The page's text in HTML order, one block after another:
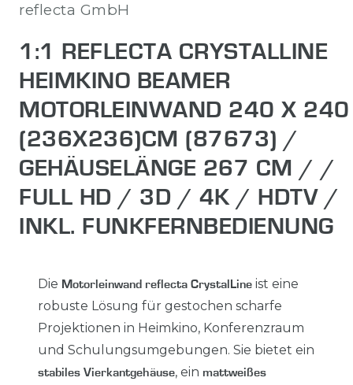
reflecta GmbH
1:1 REFLECTA CRYSTALLINE
HEIMKINO BEAMER
MOTORLEINWAND 240 X 240
(236X236)CM (87673) /
GEHÄUSELÄNGE 267 CM / /
FULL HD / 3D / 4K / HDTV /
INKL. FUNKFERNBEDIENUNG
Die Motorleinwand reflecta CrystalLine ist eine
robuste Lösung für gestochen scharfe
Projektionen in Heimkino, Konferenzraum
und Schulungsumgebungen. Sie bietet ein
stabiles Vierkantgehäuse, ein mattweißes